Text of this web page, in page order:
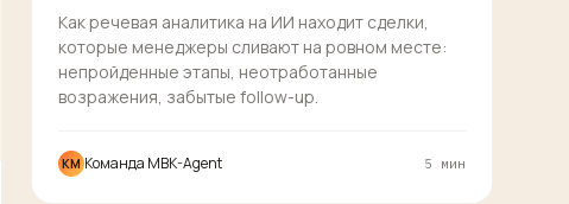
Как речевая аналитика на ИИ находит сделки,
которые менеджеры сливают на ровном месте:
непройденные этапы, неотработанные
возражения, забытые follow-up.
КM Команда MBK-Agent 5 мин